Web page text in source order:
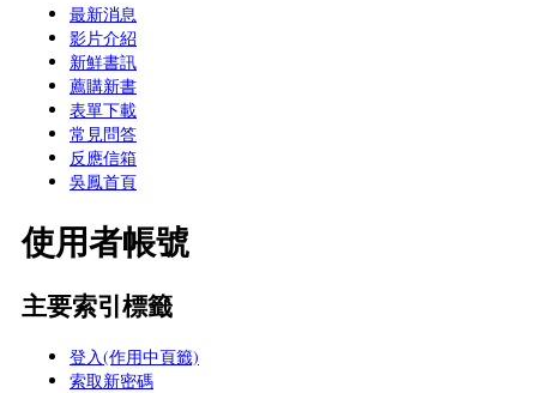
最新消息
影片介紹
新鮮書訊
薦購新書
表單下載
常見問答
反應信箱
吳鳳首頁
使用者帳號
主要索引標籤
登入(作用中頁籤)
索取新密碼